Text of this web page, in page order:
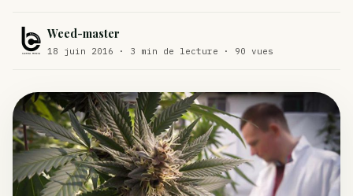
Comment éviter un joint de partir en cuillère
contre les maux de dos…
ACTU
Un fabricant polonais de textiles à base de chanvre
suscite une forte…
ACTU
Weed-master
18 juin 2016 · 3 min de lecture · 90 vues